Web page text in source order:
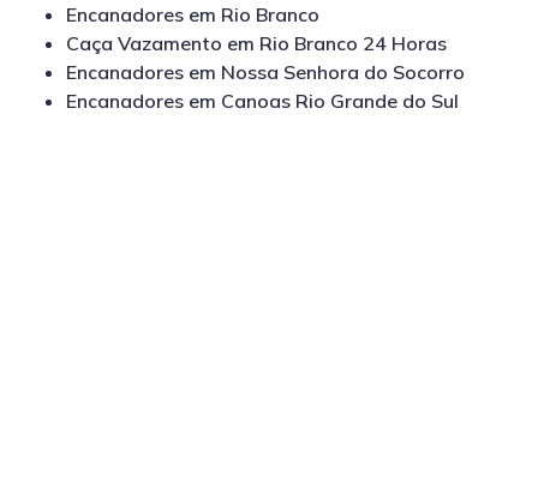
Encanadores em Rio Branco
Caça Vazamento em Rio Branco 24 Horas
Encanadores em Nossa Senhora do Socorro
Encanadores em Canoas Rio Grande do Sul